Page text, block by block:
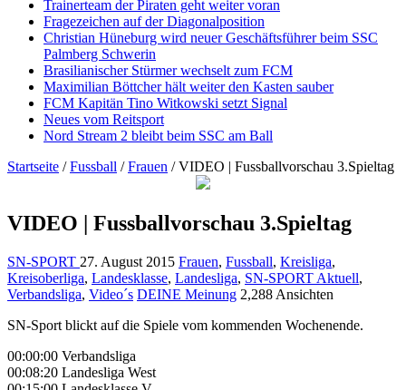
Trainerteam der Piraten geht weiter voran
Fragezeichen auf der Diagonalposition
Christian Hüneburg wird neuer Geschäftsführer beim SSC
Palmberg Schwerin
Brasilianischer Stürmer wechselt zum FCM
Maximilian Böttcher hält weiter den Kasten sauber
FCM Kapitän Tino Witkowski setzt Signal
Neues vom Reitsport
Nord Stream 2 bleibt beim SSC am Ball
Startseite / Fussball / Frauen / VIDEO | Fussballvorschau 3.Spieltag
VIDEO | Fussballvorschau 3.Spieltag
SN-SPORT 27. August 2015 Frauen, Fussball, Kreisliga,
Kreisoberliga, Landesklasse, Landesliga, SN-SPORT Aktuell,
Verbandsliga, Video´s DEINE Meinung 2,288 Ansichten
SN-Sport blickt auf die Spiele vom kommenden Wochenende.
00:00:00 Verbandsliga
00:08:20 Landesliga West